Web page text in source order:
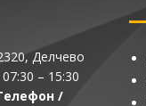
Делчево
– 15:30
/